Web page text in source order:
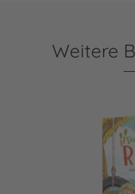
Weitere